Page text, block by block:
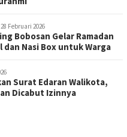
28 Februari 2026
Bobosan Gelar Ramadan
Nasi Box untuk Warga
Surat Edaran Walikota,
Dicabut Izinnya